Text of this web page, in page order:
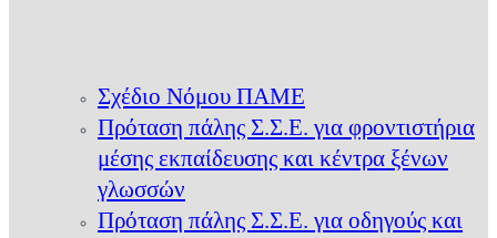
Σχέδιο Νόμου ΠΑΜΕ
Πρόταση πάλης Σ.Σ.Ε. για φροντιστήρια
μέσης εκπαίδευσης και κέντρα ξένων
γλωσσών
Πρόταση πάλης Σ.Σ.Ε. για οδηγούς και